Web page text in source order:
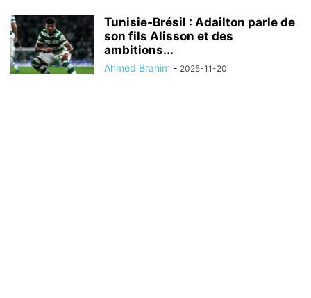
Tunisie‑Brésil : Adailton parle de
son fils Alisson et des
ambitions...
Ahmed Brahim - 2025-11-20